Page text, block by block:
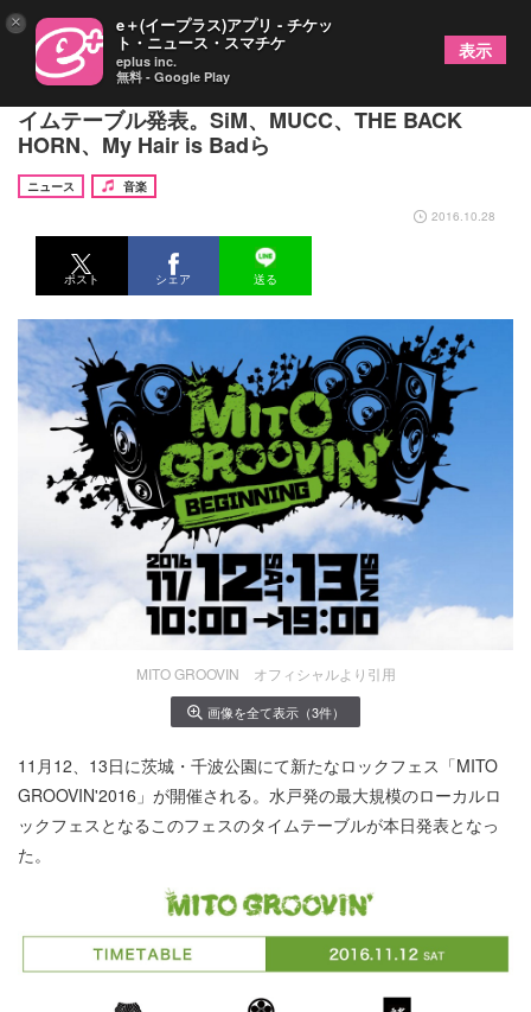
水戸の新ロックフェス「MITO GROOVIN'2016」タ
イムテーブル発表。SiM、MUCC、THE BACK
HORN、My Hair is Badら
ニュース
音楽
2016.10.28
ポスト シェア 送る
MITO GROOVIN オフィシャルより引用
画像を全て表示（3件）
11月12、13日に茨城・千波公園にて新たなロックフェス「MITO
GROOVIN'2016」が開催される。水戸発の最大規模のローカルロ
ックフェスとなるこのフェスのタイムテーブルが本日発表となっ
た。
× e＋(イープラス)アプリ - チケッ
ト・ニュース・スマチケ
eplus inc.
無料 - Google Play
表示